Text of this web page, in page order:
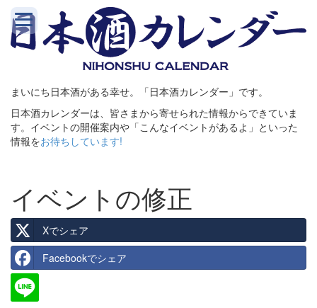
まいにち日本酒がある幸せ。「日本酒カレンダー」です。
日本酒カレンダーは、皆さまから寄せられた情報からできていま
す。イベントの開催案内や「こんなイベントがあるよ」といった
情報をお待ちしています!
イベントの修正
Xでシェア
Facebookでシェア